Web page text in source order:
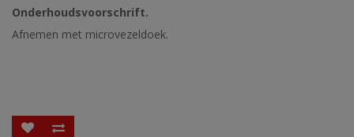
Onderhoudsvoorschrift.
Afnemen met microvezeldoek.